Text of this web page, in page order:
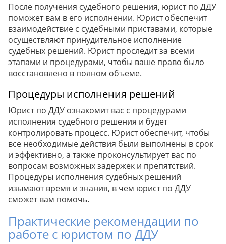
После получения судебного решения, юрист по ДДУ
поможет вам в его исполнении. Юрист обеспечит
взаимодействие с судебными приставами, которые
осуществляют принудительное исполнение
судебных решений. Юрист проследит за всеми
этапами и процедурами, чтобы ваше право было
восстановлено в полном объеме.
Процедуры исполнения решений
Юрист по ДДУ ознакомит вас с процедурами
исполнения судебного решения и будет
контролировать процесс. Юрист обеспечит, чтобы
все необходимые действия были выполнены в срок
и эффективно, а также проконсультирует вас по
вопросам возможных задержек и препятствий.
Процедуры исполнения судебных решений
изымают время и знания, в чем юрист по ДДУ
сможет вам помочь.
Практические рекомендации по
работе с юристом по ДДУ